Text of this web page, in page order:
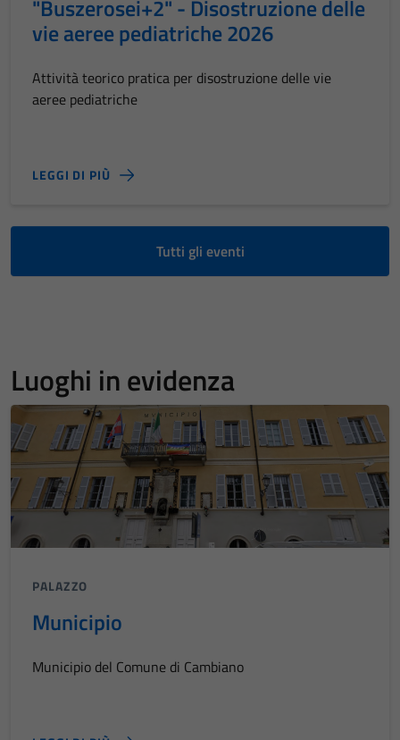
"Buszerosei+2" - Disostruzione delle
vie aeree pediatriche 2026
Attività teorico pratica per disostruzione delle vie
aeree pediatriche
LEGGI DI PIÙ
Tutti gli eventi
Luoghi in evidenza
PALAZZO
Municipio
Municipio del Comune di Cambiano